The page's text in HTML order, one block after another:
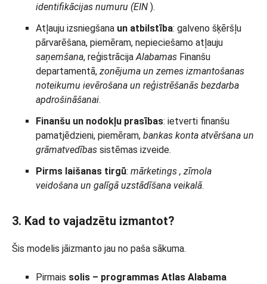
identifikācijas numuru (EIN ).
Atļauju izsniegšana un atbilstība: galveno šķēršļu
pārvarēšana, piemēram, nepieciešamo atļauju
saņemšana, reģistrācijaAlabamas Finanšu
departamentā, zonējuma un zemes izmantošanas
noteikumu ievērošana un reģistrēšanās bezdarba
apdrošināšanai.
Finanšu un nodokļu prasības: ietverti finanšu
pamatjēdzieni, piemēram, bankas konta atvēršana un
grāmatvedības sistēmas izveide.
Pirms laišanas tirgū: mārketings , zīmola
veidošana un galīgā uzstādīšana veikalā.
3. Kad to vajadzētu izmantot?
Šis modelis jāizmanto jau no paša sākuma.
Pirmais solis – programmas Atlas Alabama